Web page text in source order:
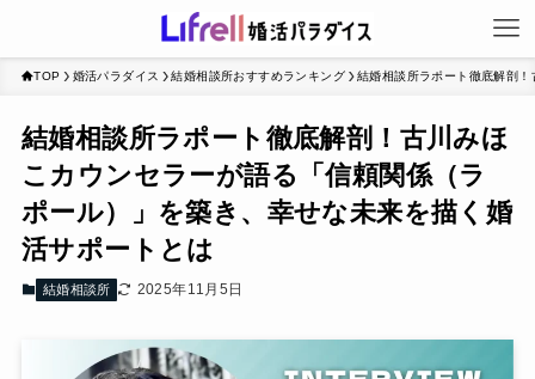
TOP 婚活パラダイス 結婚相談所おすすめランキング 結婚相談所ラポート徹底解剖
結婚相談所ラポート徹底解剖！古川みほ
こカウンセラーが語る「信頼関係（ラ
ポール）」を築き、幸せな未来を描く婚
活サポートとは
結婚相談所 2025年11月5日